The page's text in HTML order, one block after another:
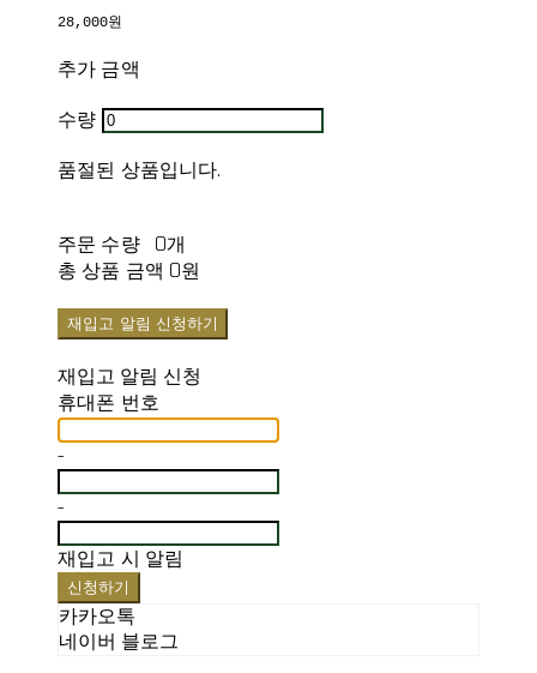
28,000원
추가 금액
수량
품절된 상품입니다.
주문 수량
0개
총 상품 금액 0원
재입고 알림 신청하기
재입고 알림 신청
휴대폰 번호
-
-
재입고 시 알림
신청하기
카카오톡
네이버 블로그